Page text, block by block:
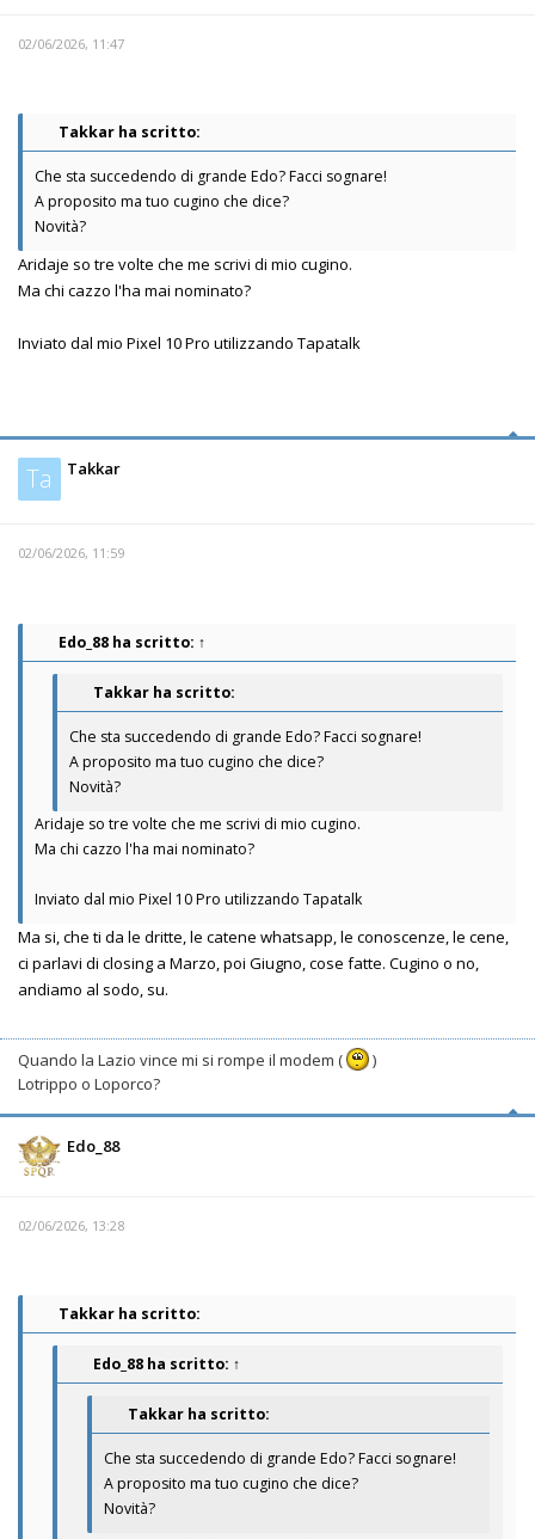
02/06/2026, 11:47
Takkar ha scritto:
Che sta succedendo di grande Edo? Facci sognare!
A proposito ma tuo cugino che dice?
Novità?
Aridaje so tre volte che me scrivi di mio cugino.
Ma chi cazzo l'ha mai nominato?
Inviato dal mio Pixel 10 Pro utilizzando Tapatalk
Ta Takkar
02/06/2026, 11:59
Edo_88 ha scritto: ↑
Takkar ha scritto:
Che sta succedendo di grande Edo? Facci sognare!
A proposito ma tuo cugino che dice?
Novità?
Aridaje so tre volte che me scrivi di mio cugino.
Ma chi cazzo l'ha mai nominato?
Inviato dal mio Pixel 10 Pro utilizzando Tapatalk
Ma si, che ti da le dritte, le catene whatsapp, le conoscenze, le cene,
ci parlavi di closing a Marzo, poi Giugno, cose fatte. Cugino o no,
andiamo al sodo, su.
Quando la Lazio vince mi si rompe il modem (
)
Lotrippo o Loporco?
Edo_88
02/06/2026, 13:28
Takkar ha scritto:
Edo_88 ha scritto: ↑
Takkar ha scritto:
Che sta succedendo di grande Edo? Facci sognare!
A proposito ma tuo cugino che dice?
Novità?